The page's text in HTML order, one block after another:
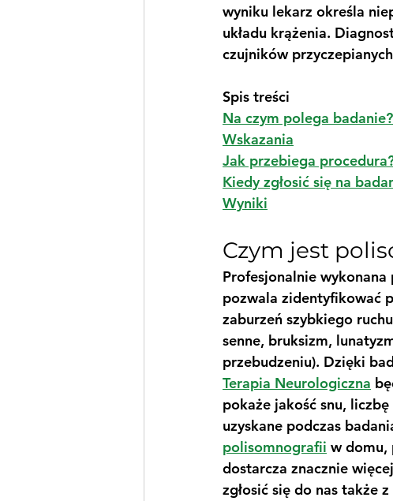
wyniku lekarz określa
układu krążenia.
czujników
Spis treści
Na czym polega badanie?
Wskazania
Jak przebiega
Kiedy zgłosić się na
Wyniki
Czym jest
Profesjonalnie wykonana
pozwala zidentyfikować
zaburzeń szybkiego
senne, bruksizm,
przebudzeniu). Dzięki
Terapia Neurologiczna
pokaże jakość snu,
uzyskane podczas
polisomnografii w domu,
dostarcza znacznie
zgłosić się do nas także